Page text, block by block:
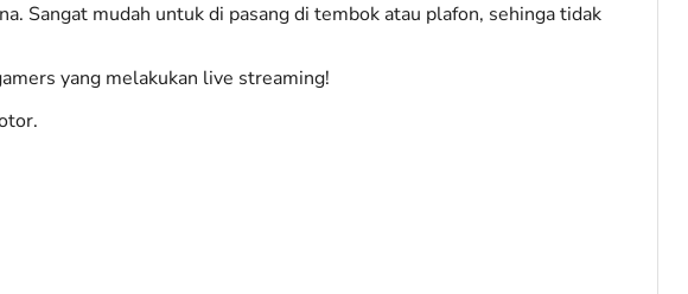
Sangat mudah untuk di pasang di tembok atau plafon, sehinga tidak
yang melakukan live streaming!